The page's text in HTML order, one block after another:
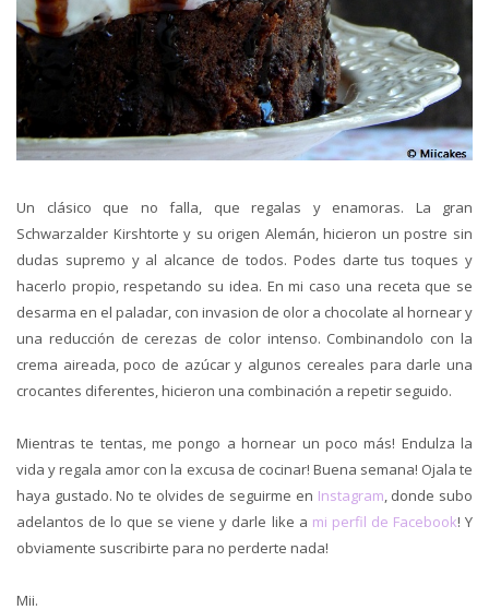
Un clásico que no falla, que regalas y enamoras. La gran
Schwarzalder Kirshtorte y su origen Alemán, hicieron un postre sin
dudas supremo y al alcance de todos. Podes darte tus toques y
hacerlo propio, respetando su idea. En mi caso una receta que se
desarma en el paladar, con invasion de olor a chocolate al hornear y
una reducción de cerezas de color intenso. Combinandolo con la
crema aireada, poco de azúcar y algunos cereales para darle una
crocantes diferentes, hicieron una combinación a repetir seguido.
Mientras te tentas, me pongo a hornear un poco más! Endulza la
vida y regala amor con la excusa de cocinar! Buena semana! Ojala te
haya gustado. No te olvides de seguirme en Instagram, donde subo
adelantos de lo que se viene y darle like a mi perfil de Facebook! Y
obviamente suscribirte para no perderte nada!
Mii.